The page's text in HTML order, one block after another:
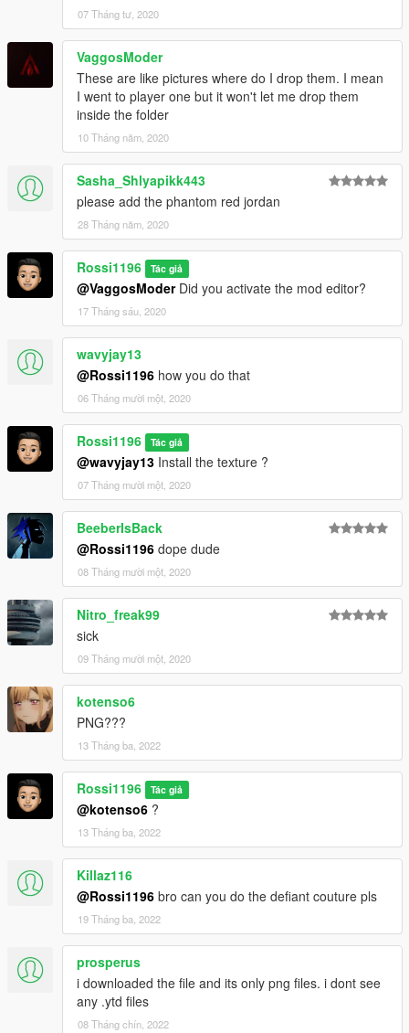
- Backboard 4.0
- Chicago
- Fearless
- Florida Gator
- Game Royal 2020
- Light Smoke Grey
- New Beginnings
- Racer Blue
- University Blue
v1.5
- Dior 2020
- L.A to CHI
- Satin Black Toe
- Shadow
- Court Purple
- Dark Mocha Reverse
- Lucky Green
- Metallic Gold
- Pine Green
- UNC Back
- UNC to CHI
v1.3
- Dark Mocha 2020
- Obsidian
- Reverse Shattered Backboard
- Stranger Things Like
- UNC White Lace
v1.2 :
- Taxi Yellow
- Crimson Tint
- Spider-man
- Black White Red Gym
v1.1 :
- Atmos Like
- Black Gum
- Royal Blue
- Gatorade Blue
- Top Three
- Backboard
- Bred Toe
- Game Royal
- Ochre
- Pine Green
- Purple Toe
- Rookie
- Rust Pink
- Ying Yang
07 Tháng tư, 2020
VaggosModer
These are like pictures where do I drop them. I mean
I went to player one but it won't let me drop them
inside the folder
10 Tháng năm, 2020
Sasha_Shlyapikk443
please add the phantom red jordan
28 Tháng năm, 2020
Rossi1196 Tác giả
@VaggosModerDid you activate the mod editor?
17 Tháng sáu, 2020
wavyjay13
@Rossi1196 how you do that
06 Tháng mười một, 2020
Rossi1196 Tác giả
@wavyjay13 Install the texture ?
07 Tháng mười một, 2020
BeeberIsBack
@Rossi1196 dope dude
08 Tháng mười một, 2020
Nitro_freak99
sick
09 Tháng mười một, 2020
kotenso6
PNG???
13 Tháng ba, 2022
Rossi1196 Tác giả
@kotenso6 ?
13 Tháng ba, 2022
Killaz116
@Rossi1196 bro can you do the defiant couture pls
19 Tháng ba, 2022
prosperus
i downloaded the file and its only png files. i dont see
any .ytd files
08 Tháng chín, 2022